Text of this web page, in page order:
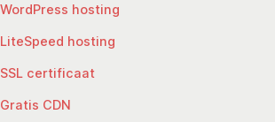
WordPress hosting
LiteSpeed hosting
SSL certificaat
Gratis CDN